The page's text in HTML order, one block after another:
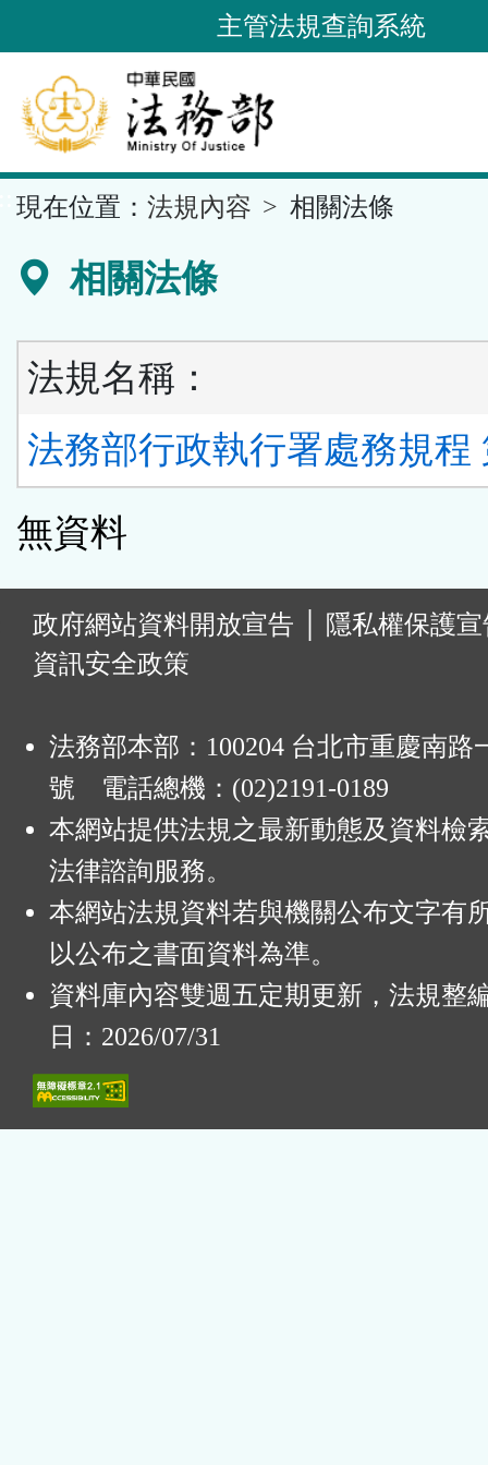
到
要
內
容
區
主管法規查詢系統
現在位置： 法規內容 相關法條
相關法條
法規名稱：
法務部行政執行署處務規程
無資料
政府網站資料開放宣告
隱私權保護
資訊安全政策
法務部本部：100204 台北市重慶南路
號 電話總機：(02)2191-0189
本網站提供法規之最新動態及資料檢
法律諮詢服務。
本網站法規資料若與機關公布文字有
以公布之書面資料為準。
資料庫內容雙週五定期更新，法規整
日：2026/07/31